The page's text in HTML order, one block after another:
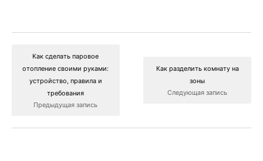
Как сделать паровое
отопление своими руками:
устройство, правила и
требования
Предыдущая запись
Как разделить комнату на
зоны
Следующая запись